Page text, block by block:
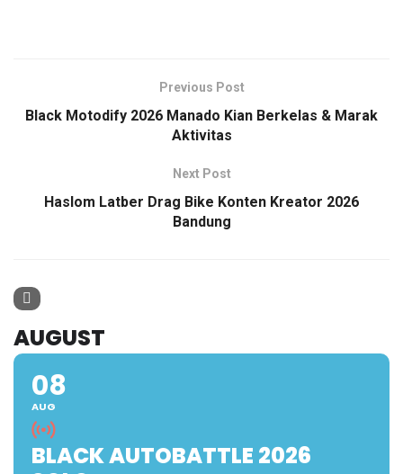
Previous Post
Black Motodify 2026 Manado Kian Berkelas & Marak
Aktivitas
Next Post
Haslom Latber Drag Bike Konten Kreator 2026
Bandung
AUGUST
08
AUG
BLACK AUTOBATTLE 2026